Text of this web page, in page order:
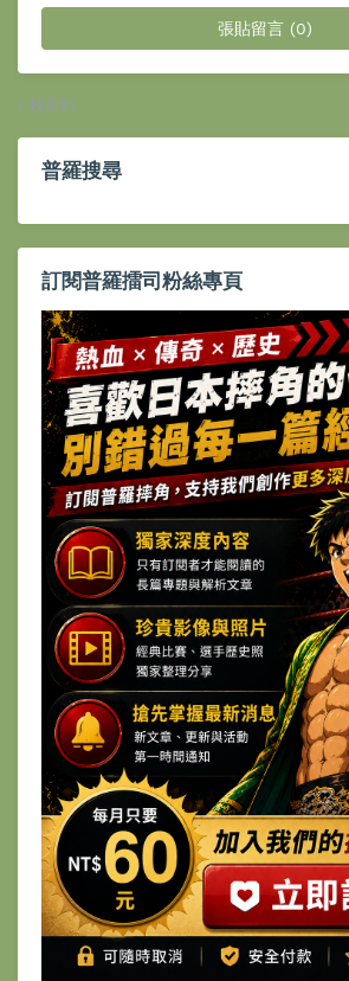
張貼留言 (0)
較新的
普羅搜尋
訂閱普羅擂司粉絲專頁